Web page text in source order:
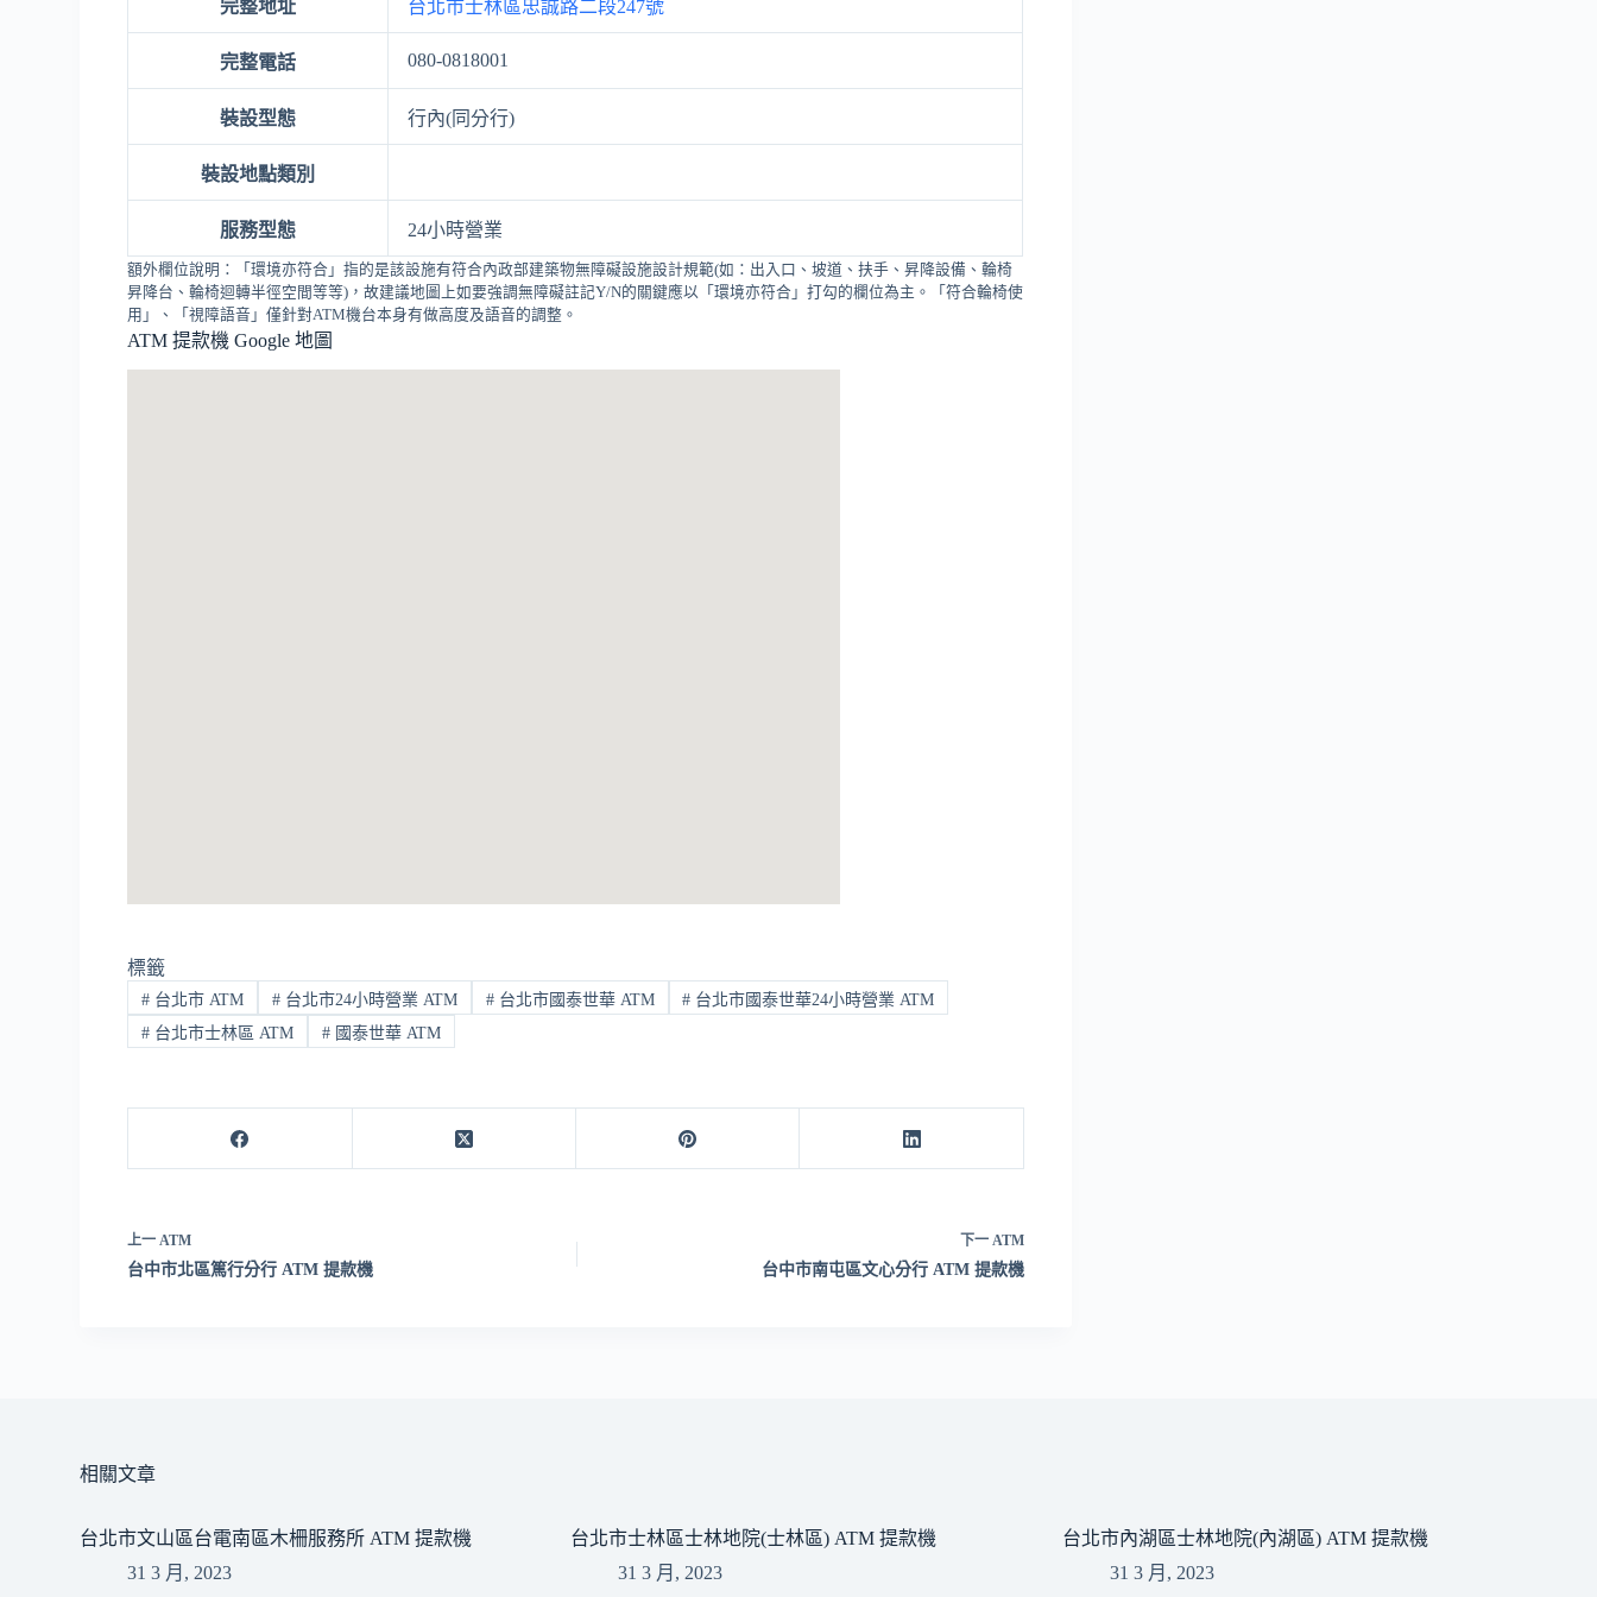
完整地址 台北市士林區忠誠路二段247號
完整電話 080-0818001
裝設型態 行內(同分行)
裝設地點類別
服務型態 24小時營業
額外欄位說明：「環境亦符合」指的是該設施有符合內政部建築物無障礙設施設計規範(如：出入口、坡道、扶手、昇降設備、輪椅
昇降台、輪椅迴轉半徑空間等等)，故建議地圖上如要強調無障礙註記Y/N的關鍵應以「環境亦符合」打勾的欄位為主。「符合輪椅使
用」、「視障語音」僅針對ATM機台本身有做高度及語音的調整。
ATM 提款機 Google 地圖
標籤
# 台北市 ATM #台北市24小時營業 ATM #台北市國泰世華 ATM # 台北市國泰世華24小時營業 ATM
# 台北市士林區 ATM #國泰世華 ATM
上一ATM
台中市北區篤行分行 ATM 提款機
下一 ATM
台中市南屯區文心分行 ATM 提款機
相關文章
台北市文山區台電南區木柵服務所 ATM 提款機
31 3 月, 2023
台北市士林區士林地院(士林區) ATM 提款機
31 3 月, 2023
台北市內湖區士林地院(內湖區) ATM 提款機
31 3 月, 2023